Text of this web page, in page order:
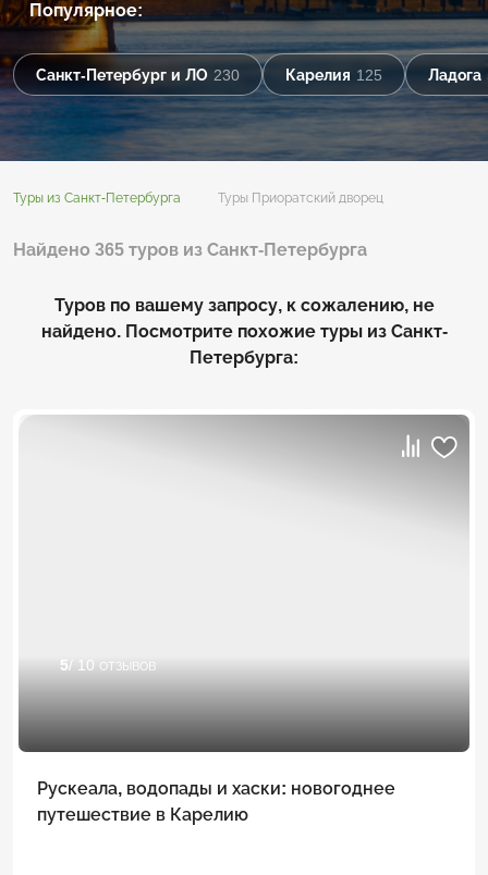
Популярное:
Санкт-Петербург и ЛО 230 Карелия 125 Ладога
Туры из Санкт-Петербурга Туры Приоратский дворец
Найдено 365 туров из Санкт-Петербурга
Туров по вашему запросу, к сожалению, не
найдено. Посмотрите похожие туры из Санкт-
Петербурга:
5/ 10 отзывов
Рускеала, водопады и хаски: новогоднее
путешествие в Карелию